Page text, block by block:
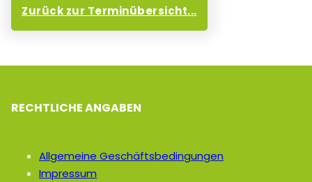
Zurück zur Terminübersicht...
RECHTLICHE ANGABEN
Allgemeine Geschäftsbedingungen
Impressum